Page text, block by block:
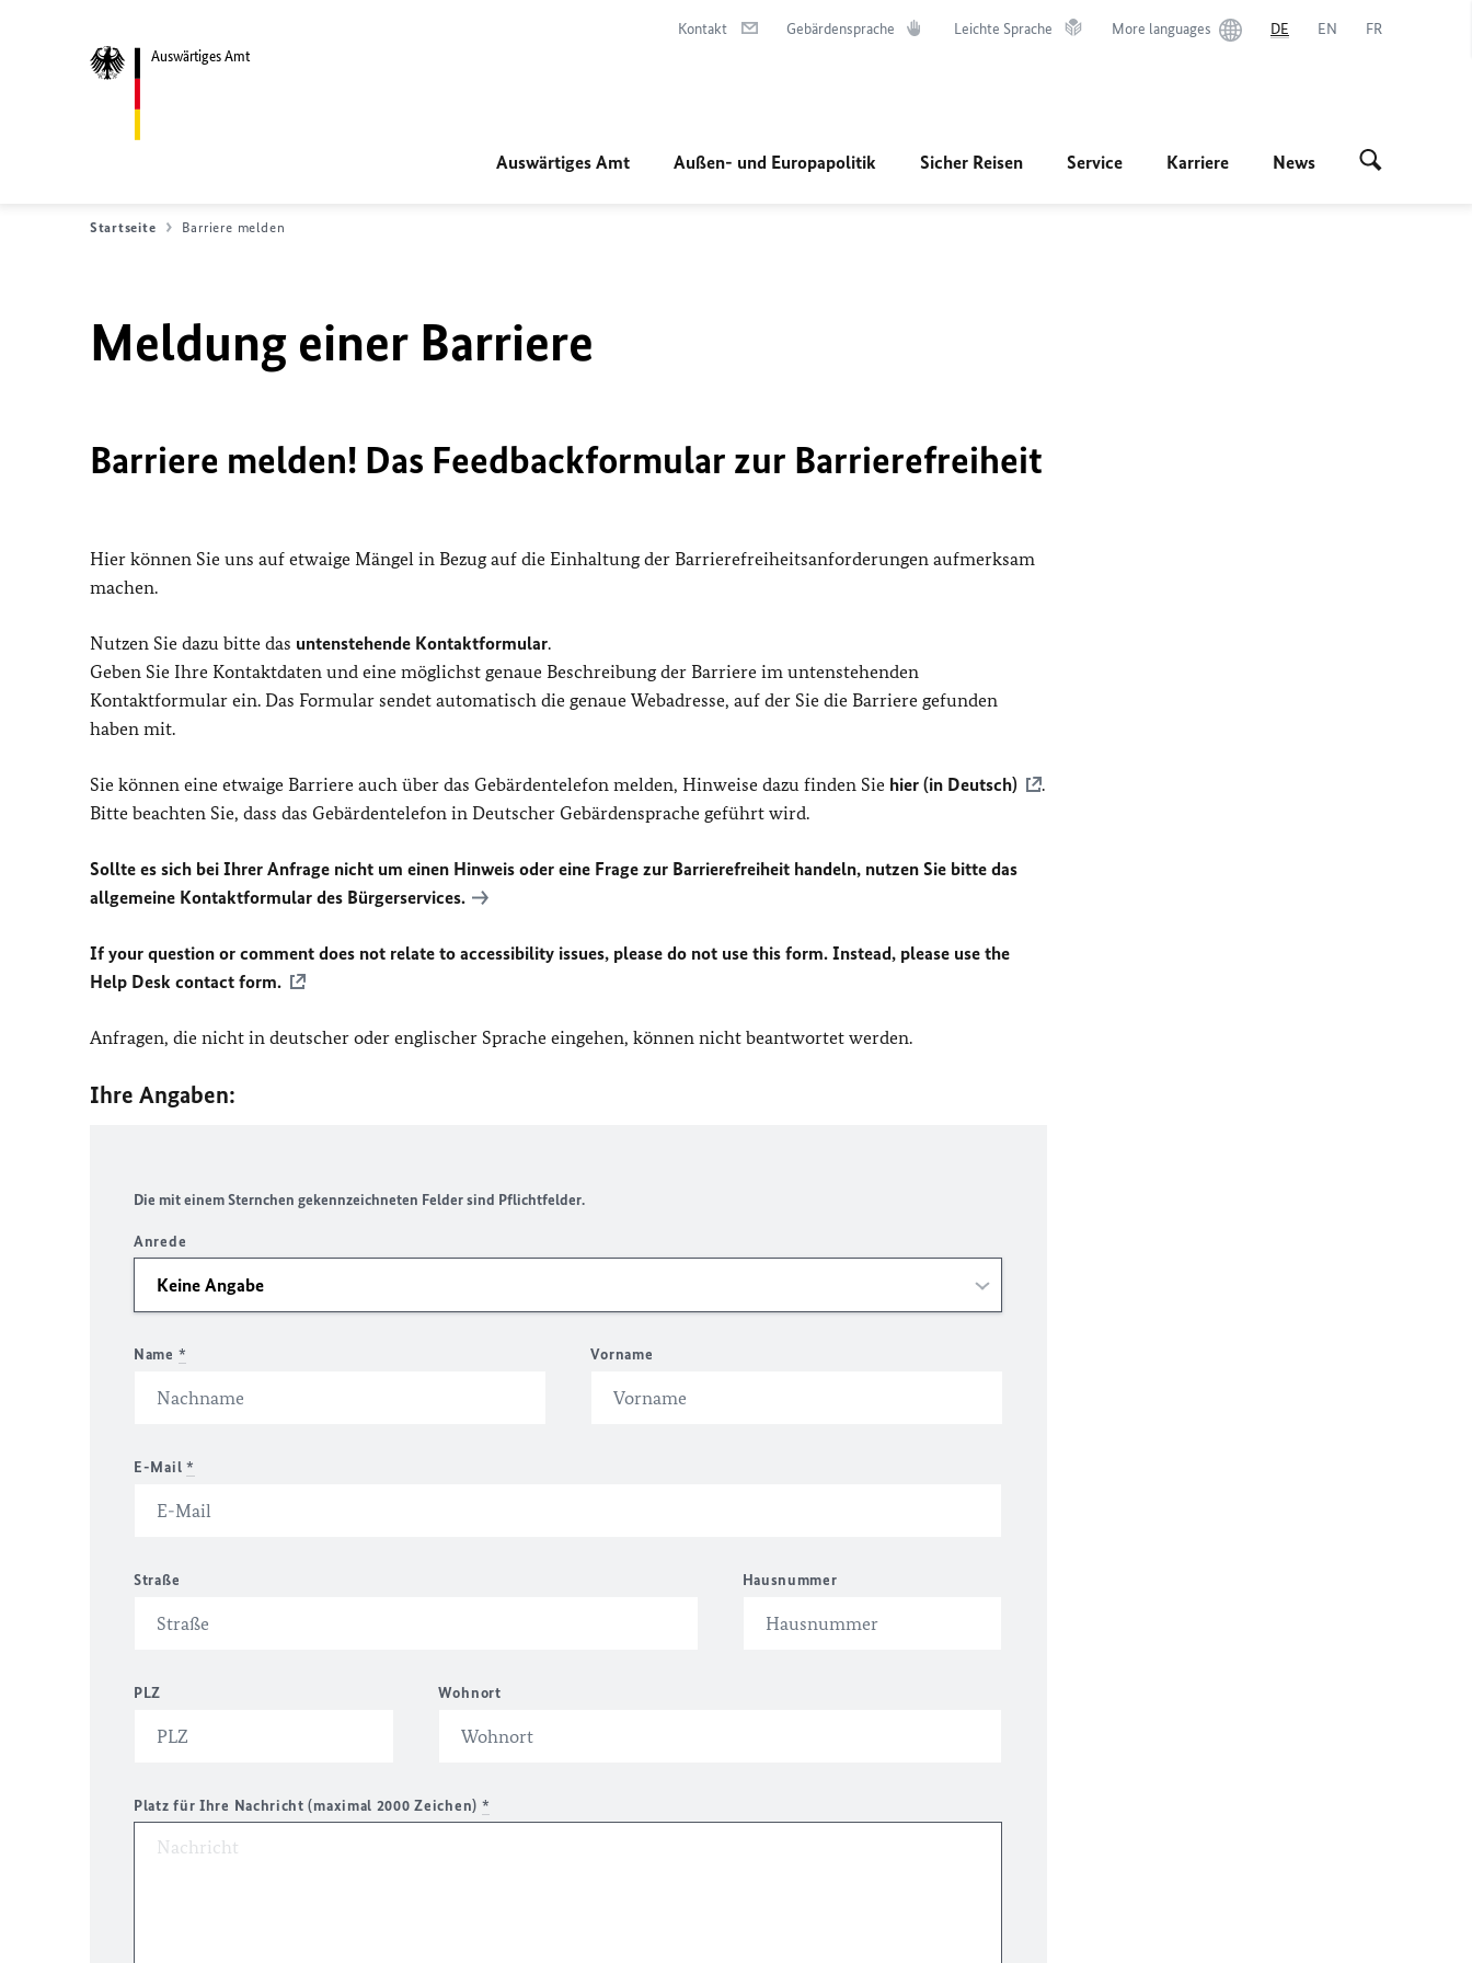
Auswärtiges Amt
Kontakt Gebärdensprache Leichte Sprache More languages DE EN FR
Auswärtiges Amt Außen- und Europapolitik Sicher Reisen Service Karriere News
Startseite Barriere melden
Meldung einer Barriere
Barriere melden! Das Feedbackformular zur Barrierefreiheit
Hier können Sie uns auf etwaige Mängel in Bezug auf die Einhaltung der Barrierefreiheitsanforderungen aufmerksam
machen.
Nutzen Sie dazu bitte das untenstehende Kontaktformular.
Geben Sie Ihre Kontaktdaten und eine möglichst genaue Beschreibung der Barriere im untenstehenden
Kontaktformular ein. Das Formular sendet automatisch die genaue Webadresse, auf der Sie die Barriere gefunden
haben mit.
Sie können eine etwaige Barriere auch über das Gebärdentelefon melden, Hinweise dazu finden Sie hier (in Deutsch)
.
Bitte beachten Sie, dass das Gebärdentelefon in Deutscher Gebärdensprache geführt wird.
Sollte es sich bei Ihrer Anfrage nicht um einen Hinweis oder eine Frage zur Barrierefreiheit handeln, nutzen Sie bitte das
allgemeine Kontaktformular des Bürgerservices.
If your question or comment does not relate to accessibility issues, please do not use this form. Instead, please use the
Help Desk contact form.
Anfragen, die nicht in deutscher oder englischer Sprache eingehen, können nicht beantwortet werden.
Ihre Angaben:
Die mit einem Sternchen gekennzeichneten Felder sind Pflichtfelder.
Anrede
Name * Vorname
E-Mail *
Straße Hausnummer
PLZ Wohnort
Platz für Ihre Nachricht (maximal 2000 Zeichen) *